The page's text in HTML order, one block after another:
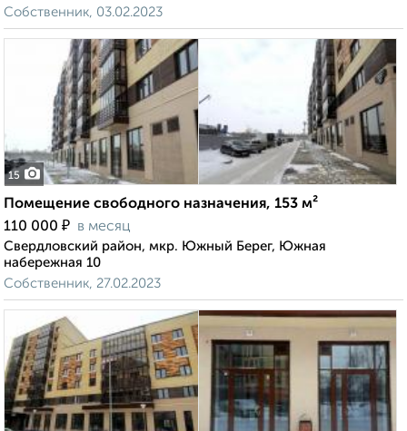
Собственник, 03.02.2023
15
Помещение свободного назначения, 153 м²
110 000 ₽ в месяц
Свердловский район, мкр. Южный Берег, Южная
набережная 10
Собственник, 27.02.2023